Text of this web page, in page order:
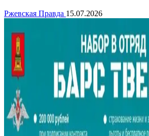
Ржевская Правда 15.07.2026